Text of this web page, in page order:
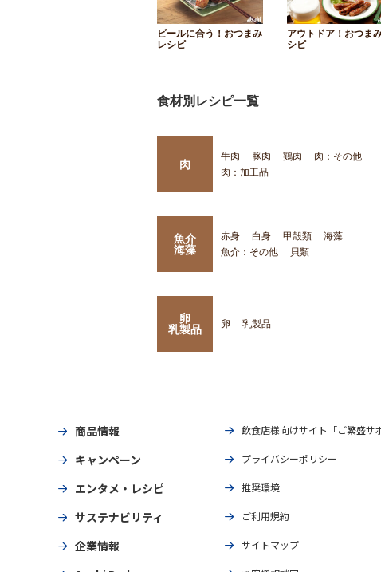
ビールに合う！おつまみ
レシピ
アウトドア！おつま
シピ
食材別レシピ一覧
肉
牛肉 豚肉 鶏肉
肉：その他
肉：加工品
魚介
海藻
赤身 白身 甲殻類
海藻
魚介：その他
貝類
卵
乳製品
卵 乳製品
商品情報
キャンペーン
エンタメ・レシピ
サステナビリティ
企業情報
飲食店様向けサイト「ご繁盛サ
プライバシーポリシー
推奨環境
ご利用規約
サイトマップ